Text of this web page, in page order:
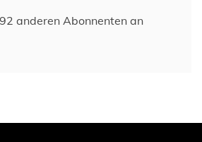
anderen Abonnenten an